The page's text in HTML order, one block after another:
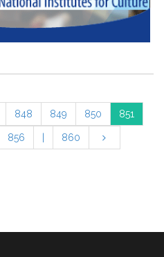
848 849 850 851
856 860